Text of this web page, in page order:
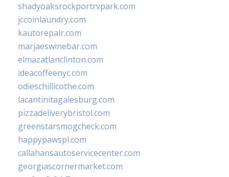
shadyoaksrockportrvpark.com
jccoinlaundry.com
kautorepair.com
marjaeswinebar.com
elmazatlanclinton.com
ideacoffeenyc.com
odieschillicothe.com
lacantinitagalesburg.com
pizzadeliverybristol.com
greenstarsmogcheck.com
happypawspl.com
callahansautoservicecenter.com
georgiascornermarket.com